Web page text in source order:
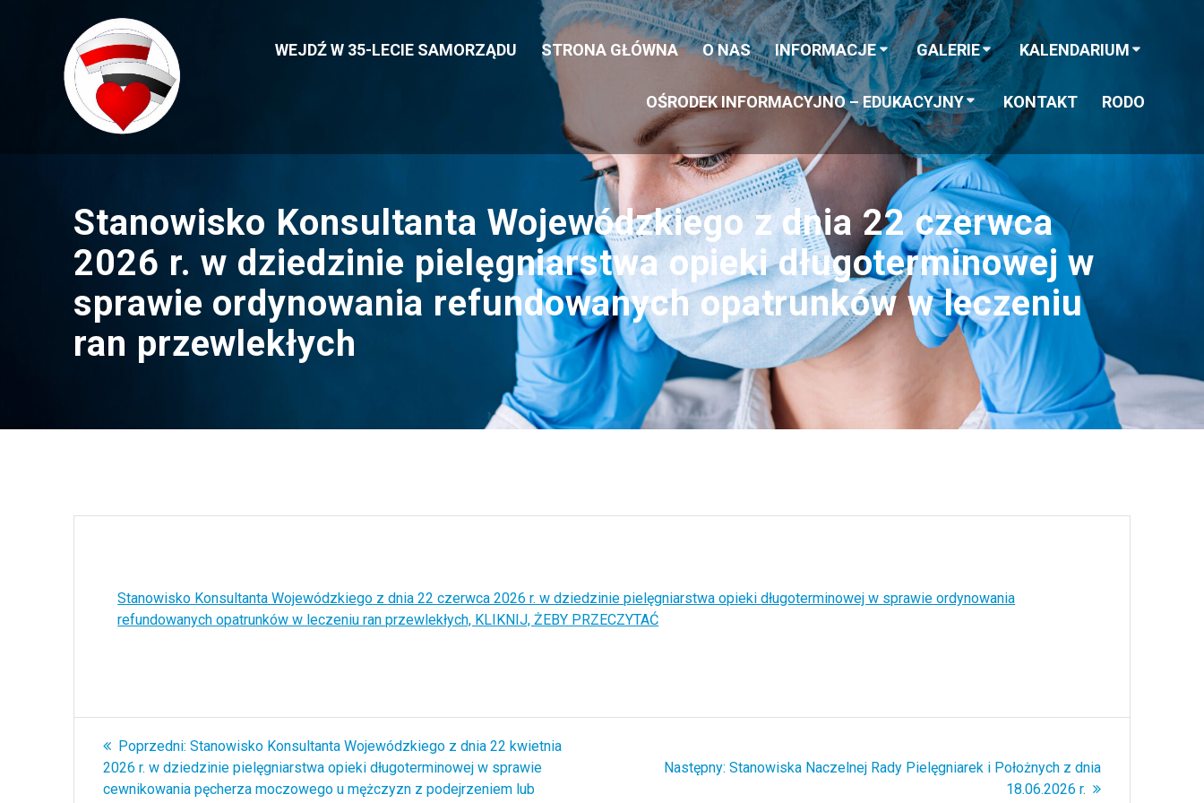
WEJDŹ W 35-LECIE SAMORZĄDU STRONA GŁÓWNA O NAS INFORMACJE GALERIE KALENDARIUM
OŚRODEK INFORMACYJNO – EDUKACYJNY KONTAKT RODO
Stanowisko Konsultanta Wojewódzkiego z dnia 22 czerwca
2026 r. w dziedzinie pielęgniarstwa opieki długoterminowej w
sprawie ordynowania refundowanych opatrunków w leczeniu
ran przewlekłych
Stanowisko Konsultanta Wojewódzkiego z dnia 22 czerwca 2026 r. w dziedzinie pielęgniarstwa opieki długoterminowej w sprawie ordynowania
refundowanych opatrunków w leczeniu ran przewlekłych, KLIKNIJ, ŻEBY PRZECZYTAĆ
Nawigacja
wpisu
Poprzedni: Poprzedni
wpis:
Stanowisko Konsultanta Wojewódzkiego z dnia 22 kwietnia
2026 r. w dziedzinie pielęgniarstwa opieki długoterminowej w sprawie
cewnikowania pęcherza moczowego u mężczyzn z podejrzeniem lub
Następny: Następny
Stanowiska Naczelnej Rady Pielęgniarek i Położnych z dnia
18.06.2026 r.